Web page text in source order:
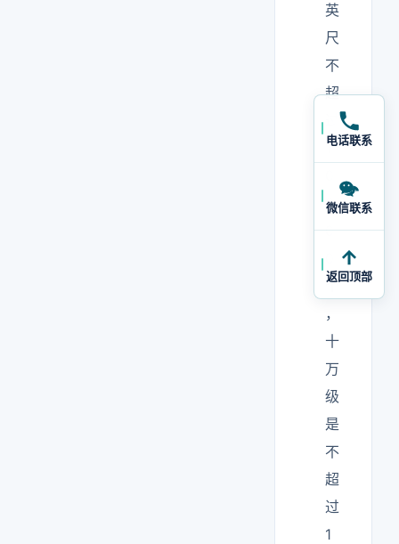
英
尺
不
超
1
0
0
个
，
十
万
级
是
不
超
过
1
电话联系
微信联系
返回顶部